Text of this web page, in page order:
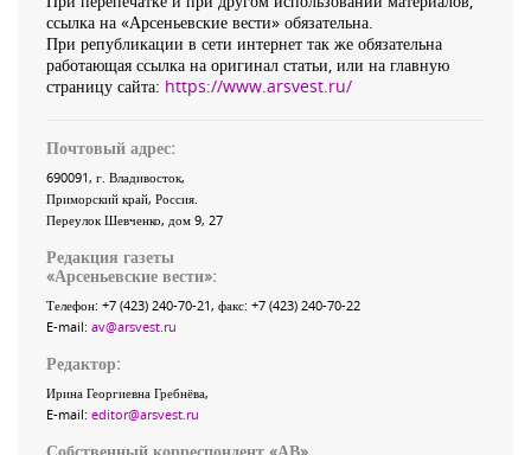
ссылка на «Арсеньевские вести» обязательна.
При републикации в сети интернет так же обязательна
работающая ссылка на оригинал статьи, или на главную
страницу сайта: https://www.arsvest.ru/
Почтовый адрес:
690091, г. Владивосток,
Приморский край, Россия
Переулок Шевченко, дом 9, 27
Редакция газеты
«Арсеньевские вести»:
Телефон: +7 (423) 240-70-21, факс: +7 (423) 240-70-22
E-mail: av@arsvest.ru
Редактор:
Ирина Георгиевна Гребнёва,
E-mail: editor@arsvest.ru